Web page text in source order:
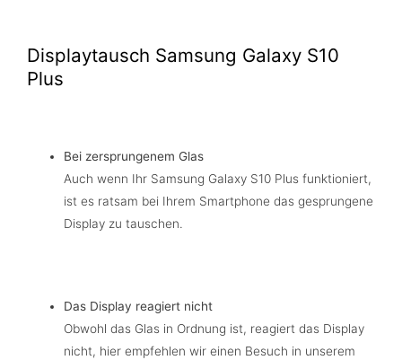
Displaytausch Samsung Galaxy S10
Plus
Bei zersprungenem Glas
Auch wenn Ihr Samsung Galaxy S10 Plus funktioniert,
ist es ratsam bei Ihrem Smartphone das gesprungene
Display zu tauschen.
Das Display reagiert nicht
Obwohl das Glas in Ordnung ist, reagiert das Display
nicht, hier empfehlen wir einen Besuch in unserem